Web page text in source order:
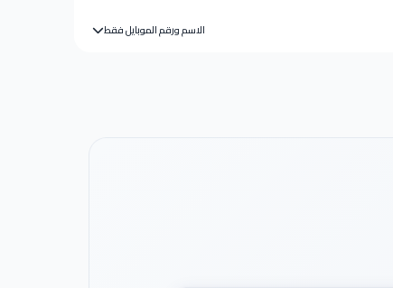
الاسم ورقم الموبايل فقط